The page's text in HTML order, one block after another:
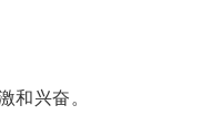
和兴奋。